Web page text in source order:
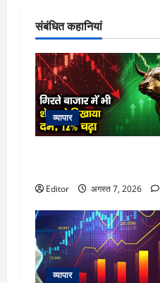
संबंधित कहानियां
व्यापार
Editor अगस्त 7, 2026
व्यापार